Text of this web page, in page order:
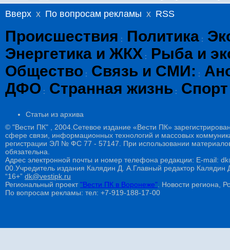
Вверх x По вопросам рекламы x RSS
Происшествия : Политика :
Энергетика и ЖКХ :
Рыба и
Общество : Связь и СМИ: :
ДФО : Странная жизнь : Спорт
Статьи из архива
© "Вести ПК" , 2004.Сетевое издание «Вести ПК»
сфере связи, информационных технологий и массовых
регистрации ЭЛ № ФС 77 - 57147. При использовании
обязательна.
Адрес электронной почты и номер телефона редакции: E-mail:
00.Учредитель издания Калядин Д. А.Главный редактор
“16+” dk@vestipk.ru
Региональный проект"Вести ПК в Воронеже" . Новости региона,
По вопросам рекламы: тел: +7-919-188-17-00